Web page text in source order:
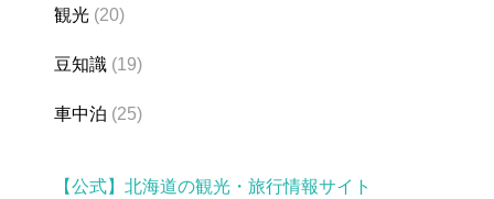
観光 (20)
豆知識 (19)
車中泊 (25)
【公式】北海道の観光・旅行情報サイト